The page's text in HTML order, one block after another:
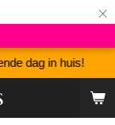
×
dag in huis!